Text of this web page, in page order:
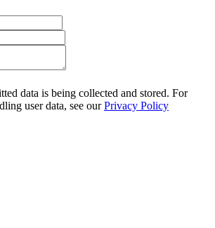
data is being collected and stored. For
user data, see ourPrivacy Policy